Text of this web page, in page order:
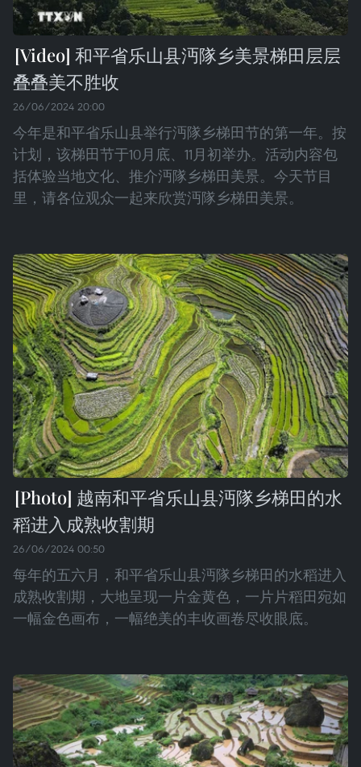
和平省乐山县沔隊乡美景梯田层层
叠叠美不胜收
26/06/2024 20:00
今年是和平省乐山县举行沔隊乡梯田节的第一年。按
计划，该梯田节于10月底、11月初举办。活动内容包
括体验当地文化、推介沔隊乡梯田美景。今天节目
里，请各位观众一起来欣赏沔隊乡梯田美景。
越南和平省乐山县沔隊乡梯田的水
稻进入成熟收割期
26/06/2024 00:50
每年的五六月，和平省乐山县沔隊乡梯田的水稻进入
成熟收割期，大地呈现一片金黄色，一片片稻田宛如
一幅金色画布，一幅绝美的丰收画卷尽收眼底。